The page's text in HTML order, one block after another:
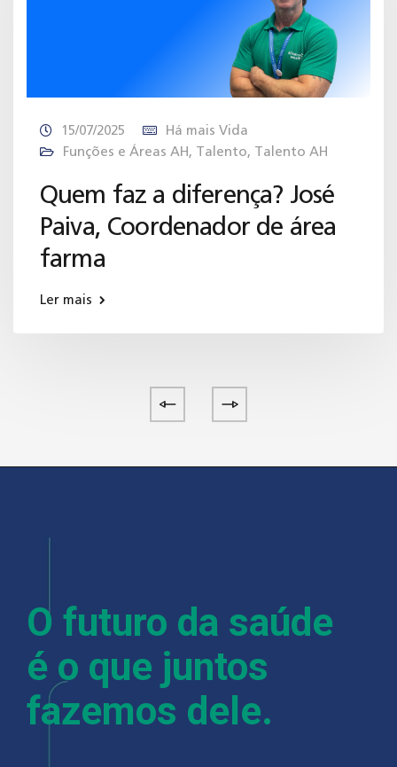
15/07/2025
Há mais Vida
Funções e Áreas AH , Talento, Talento AH
Quem faz a diferença? José
Paiva, Coordenador de área
farma
Ler mais
O futuro da saúde
é o que juntos
fazemos dele.